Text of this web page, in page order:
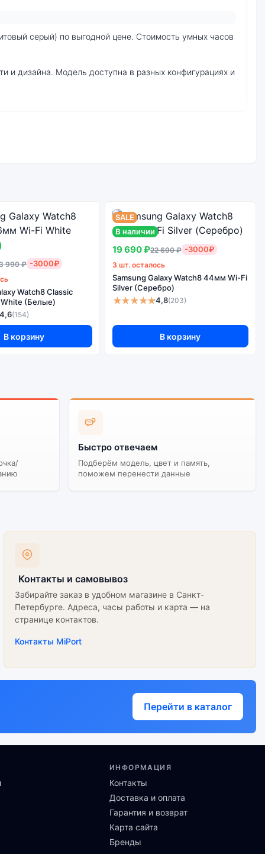
серый):
990 ₽ -3000₽
Watch8 Classic
(Белые)
(154)
В корзину
SALE
В наличии
19 690 ₽22 690 ₽ -3000₽
3 шт. осталось
Samsung Galaxy Watch8 44мм Wi-Fi
Silver (Серебро)
★★★★★4,8(203)
В корзину
Быстро отвечаем
Подберём модель, цвет и память,
поможем перенести данные
Контакты и самовывоз
Забирайте заказ в удобном магазине в Санкт-
Петербурге. Адреса, часы работы и карта — на
странице контактов.
Контакты MiPort
Перейти в каталог
ИНФОРМАЦИЯ
Контакты
Доставка и оплата
Гарантия и возврат
Карта сайта
Бренды